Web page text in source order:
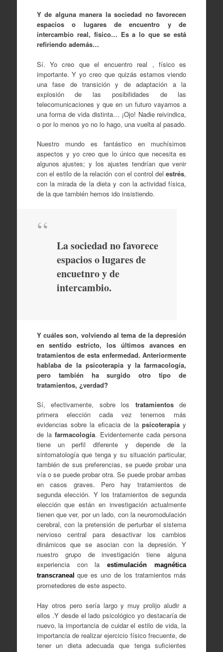
Y de alguna manera la sociedad no favorecen
espacios o lugares de encuentro y de
intercambio real, físico… Es a lo que se está
refiriendo además…
Sí. Yo creo que el encuentro real , físico es
importante. Y yo creo que quizás estamos viendo
una fase de transición y de adaptación a la
explosión de las posibilidades de las
telecomunicaciones y que en un futuro vayamos a
una forma de vida distinta… ¡Ojo! Nadie reivindica,
o por lo menos yo no lo hago, una vuelta al pasado.
Nuestro mundo es fantástico en muchísimos
aspectos y yo creo que lo único que necesita es
algunos ajustes; y los ajustes tendrían que venir
con el estilo de la relación con el control del estrés,
con la mirada de la dieta y con la actividad física,
de la que también hemos ido insistiendo.
La sociedad no favorece
espacios o lugares de
encuetnro y de
intercambio.
Y cuáles son, volviendo al tema de la depresión
en sentido estricto, los últimos avances en
tratamientos de esta enfermedad. Anteriormente
hablaba de la psicoterapia y la farmacología,
pero también ha surgido otro tipo de
tratamientos, ¿verdad?
Sí, efectivamente, sobre los tratamientosde
primera elección cada vez tenemos más
evidencias sobre la eficacia de la psicoterapiay
de la farmacología. Evidentemente cada persona
tiene un perfil diferente y depende de la
sintomatología que tenga y su situación particular,
también de sus preferencias, se puede probar una
vía o se puede probar otra. Se puede probar ambas
en casos graves. Pero hay tratamientos de
segunda elección. Y los tratamientos de segunda
elección que están en investigación actualmente
tienen que ver, por un lado, con la neuromodulación
cerebral, con la pretensión de perturbar el sistema
nervioso central para desactivar los cambios
dinámicos que se asocian con la depresión. Y
nuestro grupo de investigación tiene alguna
experiencia con laestimulación magnética
transcraneal que es uno de los tratamientos más
prometedores de este aspecto.
Hay otros pero sería largo y muy prolijo aludir a
ellos .Y desde el lado psicológico yo destacaría de
nuevo, la importancia de cuidar el estilo de vida, la
importancia de realizar ejercicio físico frecuente, de
tener un dieta adecuada que tenga suficientes